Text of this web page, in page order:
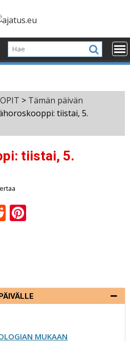
> Tämän päivän
tiistai, 5.
tiistai, 5.
R
st
MUKAAN